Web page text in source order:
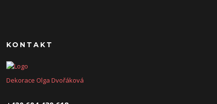
KONTAKT
Dekorace Olga Dvořáková